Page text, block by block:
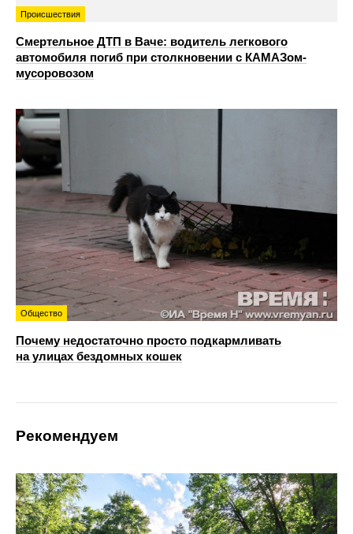
Происшествия
Смертельное ДТП в Ваче: водитель легкового
автомобиля погиб при столкновении с КАМАЗом-
мусоровозом
Общество
Почему недостаточно просто подкармливать
на улицах бездомных кошек
Рекомендуем